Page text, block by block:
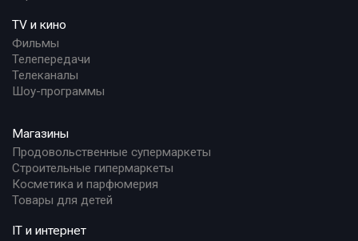
TV и кино
Фильмы
Телепередачи
Телеканалы
Шоу-программы
Магазины
Продовольственные супермаркеты
Строительные гипермаркеты
Косметика и парфюмерия
Товары для детей
IT и интернет